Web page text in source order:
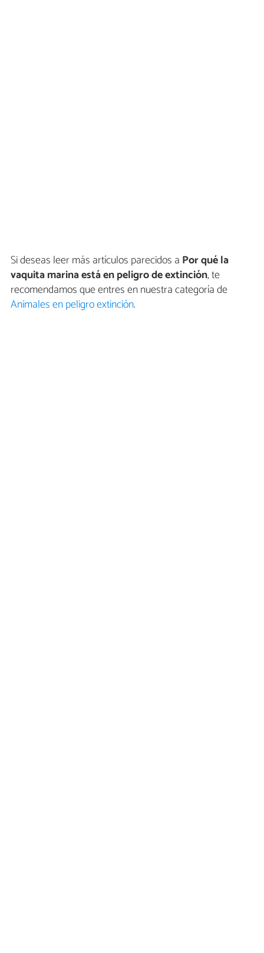
Si deseas leer más artículos parecidos a Por qué la
vaquita marina está en peligro de extinción, te
recomendamos que entres en nuestra categoría de
Animales en peligro extinción.